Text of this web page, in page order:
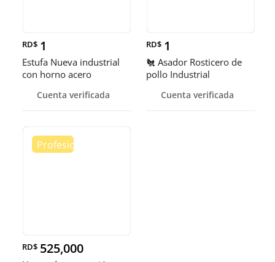
RD$ 1
Estufa Nueva industrial
con horno acero
Cuenta verificada
RD$ 1
🐔 Asador Rosticero de
pollo Industrial
Cuenta verificada
RD$ 525,000